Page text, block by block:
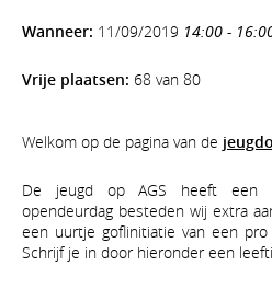
Wanneer: 11/09/2019 14:00 -
Vrije plaatsen: 68 van 80
Welkom op de pagina van de
De jeugd op AGS heeft een
opendeurdag besteden wij extra
een uurtje goflinitiatie van een
Schrijf je in door hieronder een